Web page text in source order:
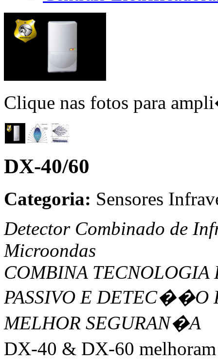
Clique nas fotos para
DX-40/60
Categoria: Sensores
Detector Combinado de
Microondas
COMBINA
PASSIVO E DETEC��O
MELHOR SEGURAN�A
DX-40 & DX-60